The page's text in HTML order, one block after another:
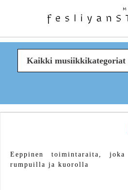
Kaikki musiikkikategoriat
Eeppinen toimintaraita,
rumpuilla ja kuorolla